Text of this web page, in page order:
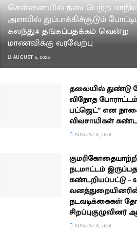
சென்னையில் நடைபெற்ற
அளவில் துப்பாக்கிச்சூடும்
கலந்து4 தங்கப்பதக்கம் வென்ற
மாணவிக்கு வரவேற்பு
AUGUST 6, 2026
தலையில் துண்டு
விநோத போராட்டம்
பட்ஜெட்” என
விவசாயிகள்
AUGUST 6, 2026
நடமாட்டம்
கண்டறியப்பட்டு –
நடவடிக்கைகள்
சிறப்புகுழுவினர்
AUGUST 6, 2026